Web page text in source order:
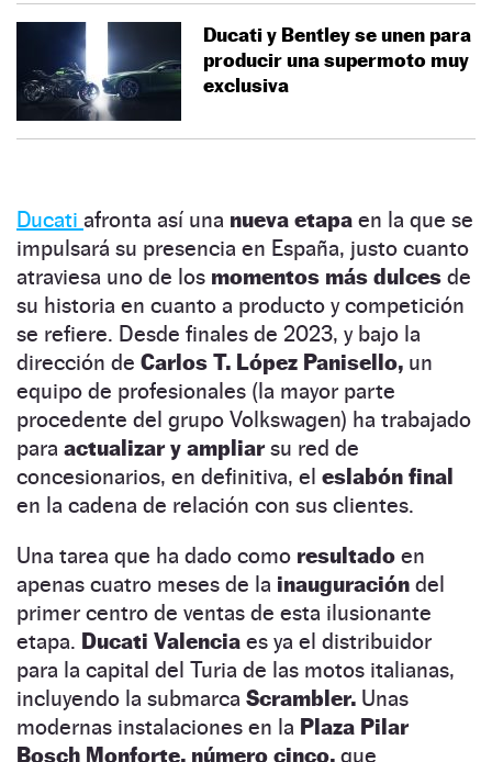
Ducati y Bentley se unen para
producir una supermoto muy
exclusiva
Ducati afronta así una nueva etapa en la que se
impulsará su presencia en España, justo cuanto
atraviesa uno de los momentos más dulces de
su historia en cuanto a producto y competición
se refiere. Desde finales de 2023, y bajo la
dirección de Carlos T. López Panisello, un
equipo de profesionales (la mayor parte
procedente del grupo Volkswagen) ha trabajado
para actualizar y ampliarsu red de
concesionarios, en definitiva, el eslabón final
en la cadena de relación con sus clientes.
Una tarea que ha dado como resultado en
apenas cuatro meses de la inauguración del
primer centro de ventas de esta ilusionante
etapa. Ducati Valencia es ya el distribuidor
para la capital del Turia de las motos italianas,
incluyendo la submarca Scrambler. Unas
modernas instalaciones en la Plaza Pilar
Bosch Monforte, número cinco, que